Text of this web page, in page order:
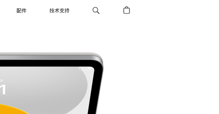
配件 技术支持